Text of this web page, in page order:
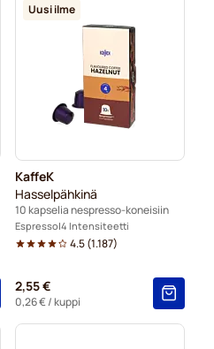
Uusi ilme
KaffeK
Hasselpähkinä
10 kapselia nespresso-koneisiin
Espresso 4 Intensiteetti
4.5(1.187)
2,55 €
0,26 €/ kuppi